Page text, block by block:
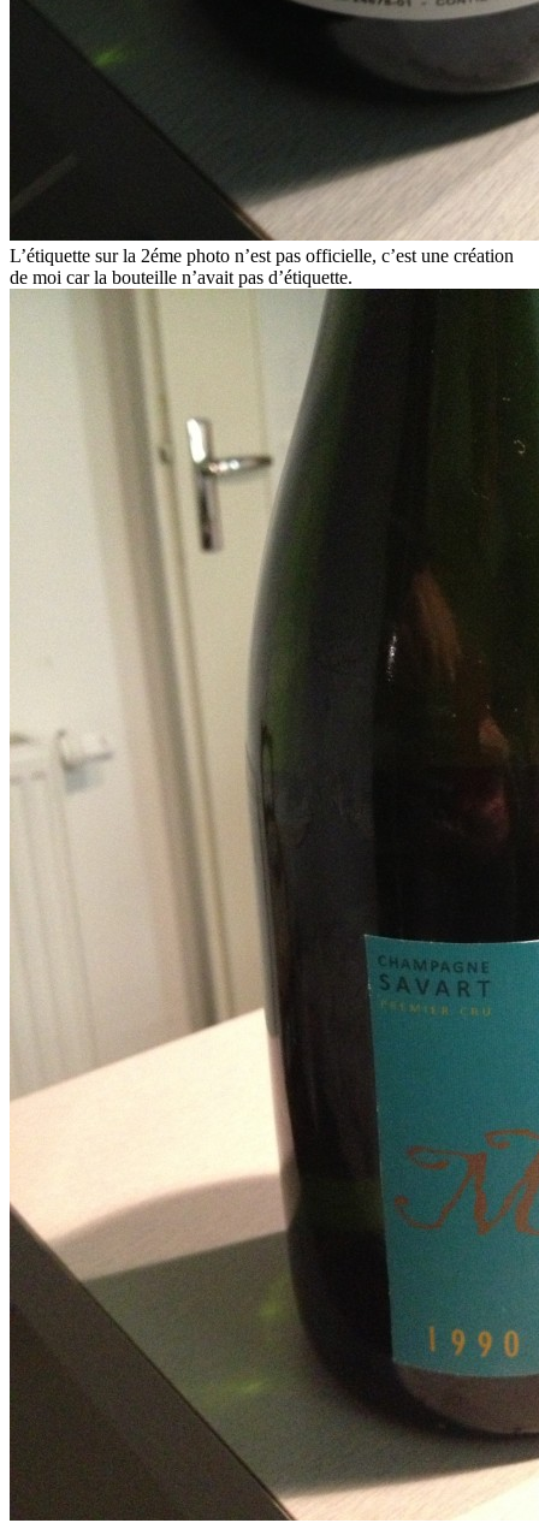
L’étiquette sur la 2éme photo n’est pas officielle, c’est une création
de moi car la bouteille n’avait pas d’étiquette.